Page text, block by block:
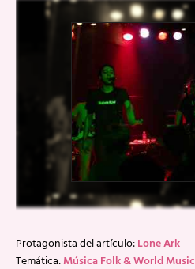
Protagonista del artículo:Lone Ark
Temática:Música Folk & World Music